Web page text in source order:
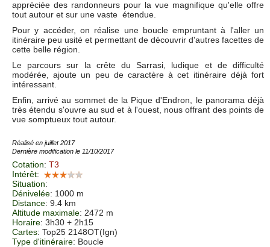
appréciée des randonneurs pour la vue magnifique qu'elle offre
tout autour et sur une vaste étendue.
Pour y accéder, on réalise une boucle empruntant à l'aller un
itinéraire peu usité et permettant de découvrir d'autres facettes de
cette belle région.
Le parcours sur la crête du Sarrasi, ludique et de difficulté
modérée, ajoute un peu de caractère à cet itinéraire déjà fort
intéressant.
Enfin, arrivé au sommet de la Pique d'Endron, le panorama déjà
très étendu s'ouvre au sud et à l'ouest, nous offrant des points de
vue somptueux tout autour.
Réalisé en juillet 2017
Dernière modification le 11/10/2017
Cotation: T3
Intérêt:
Situation:
Dénivelée: 1000 m
Distance: 9.4 km
Altitude maximale: 2472 m
Horaire: 3h30 + 2h15
Cartes: Top25 2148OT(Ign)
Type d'itinéraire: Boucle